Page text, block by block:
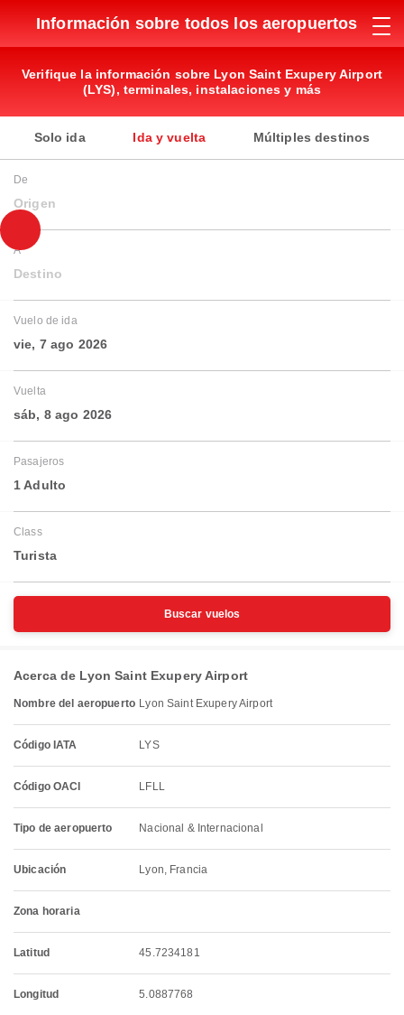
Información sobre todos los aeropuertos
Verifique la información sobre Lyon Saint Exupery Airport
(LYS), terminales, instalaciones y más
Solo ida Ida y vuelta Múltiples destinos
De
Origen
A
Destino
Vuelo de ida
vie, 7 ago 2026
Vuelta
sáb, 8 ago 2026
Pasajeros
1 Adulto
Class
Turista
Buscar vuelos
Acerca de Lyon Saint Exupery Airport
Nombre del aeropuerto Lyon Saint Exupery Airport
Código IATA LYS
Código OACI LFLL
Tipo de aeropuerto Nacional & Internacional
Ubicación Lyon, Francia
Zona horaria
Latitud 45.7234181
Longitud 5.0887768